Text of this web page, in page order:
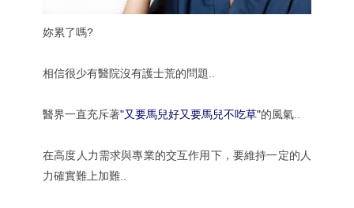
妳累了嗎?
相信很少有醫院沒有護士荒的問題..
醫界一直充斥著"又要馬兒好又要馬兒不吃草"的風氣..
在高度人力需求與專業的交互作用下，要維持一定的人
力確實難上加難..